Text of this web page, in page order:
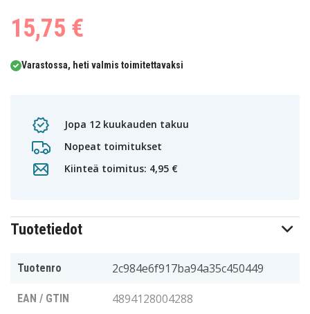
15,75 €
Varastossa, heti valmis toimitettavaksi
Jopa 12 kuukauden takuu
Nopeat toimitukset
Kiinteä toimitus: 4,95 €
Tuotetiedot
Tuotenro 2c984e6f917ba94a35c450449
EAN / GTIN 4894128004288